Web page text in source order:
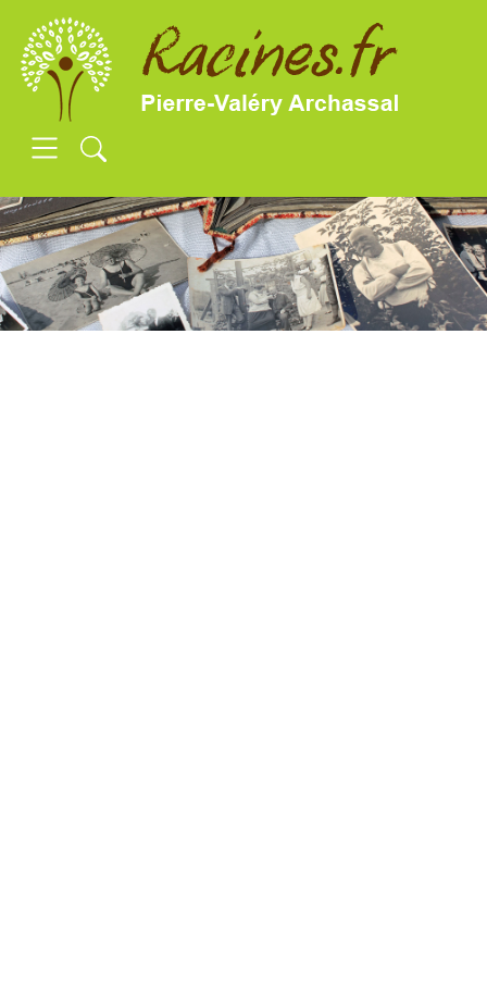
SKIP TO MAIN CONTENT